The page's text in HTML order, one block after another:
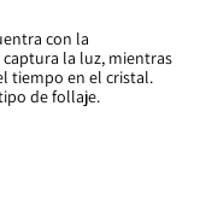
con la
la luz, mientras
tiempo en el cristal.
de follaje.